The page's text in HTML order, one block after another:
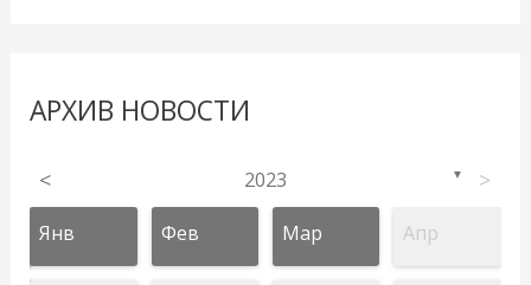
АРХИВ НОВОСТИ
< 2023 ▼ >
Янв Фев Мар Апр